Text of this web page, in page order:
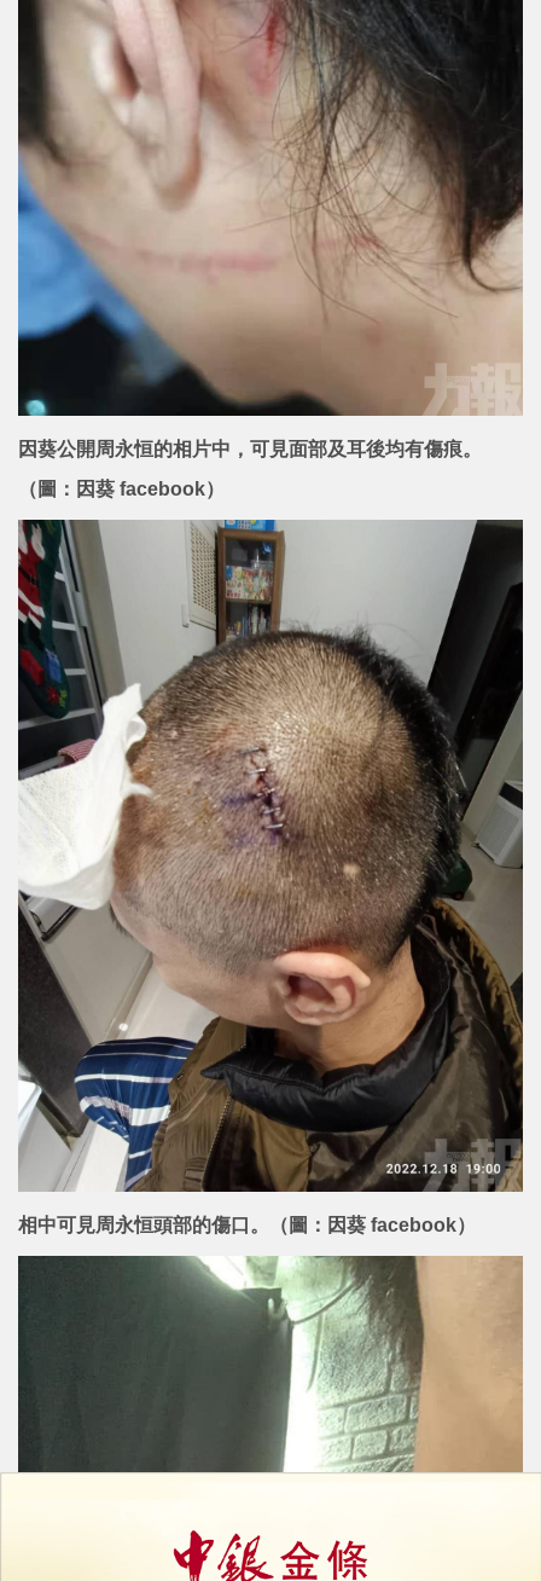
因葵公開周永恒的相片中，可見面部及耳後均有傷痕。
（圖：因葵 facebook）
相中可見周永恒頭部的傷口。（圖：因葵 facebook）